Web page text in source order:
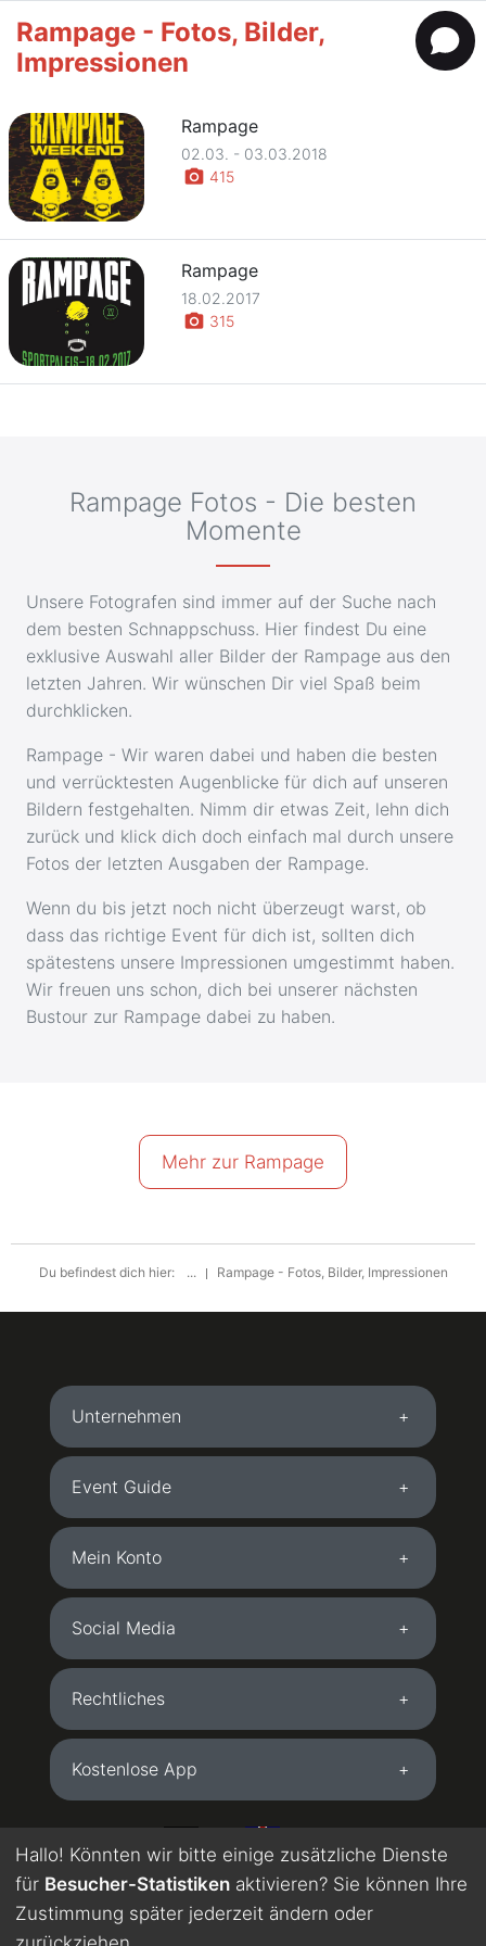
Rampage - Fotos, Bilder,
Impressionen
Rampage
02.03. - 03.03.2018
photo_camera 415
Rampage
18.02.2017
photo_camera 315
Rampage Fotos - Die besten
Momente
Unsere Fotografen sind immer auf der Suche nach
dem besten Schnappschuss. Hier findest Du eine
exklusive Auswahl aller Bilder der Rampage aus den
letzten Jahren. Wir wünschen Dir viel Spaß beim
durchklicken.
Rampage - Wir waren dabei und haben die besten
und verrücktesten Augenblicke für dich auf unseren
Bildern festgehalten. Nimm dir etwas Zeit, lehn dich
zurück und klick dich doch einfach mal durch unsere
Fotos der letzten Ausgaben der Rampage.
Wenn du bis jetzt noch nicht überzeugt warst, ob
dass das richtige Event für dich ist, sollten dich
spätestens unsere Impressionen umgestimmt haben.
Wir freuen uns schon, dich bei unserer nächsten
Bustour zur Rampage dabei zu haben.
Mehr zur Rampage
Du befindest dich hier: ... Rampage - Fotos, Bilder, Impressionen
Unternehmen
Event Guide
Mein Konto
Social Media
Rechtliches
Kostenlose App
Hallo! Könnten wir bitte einige zusätzliche Dienste
für Besucher-Statistiken aktivieren? Sie können Ihre
Zustimmung später jederzeit ändern oder